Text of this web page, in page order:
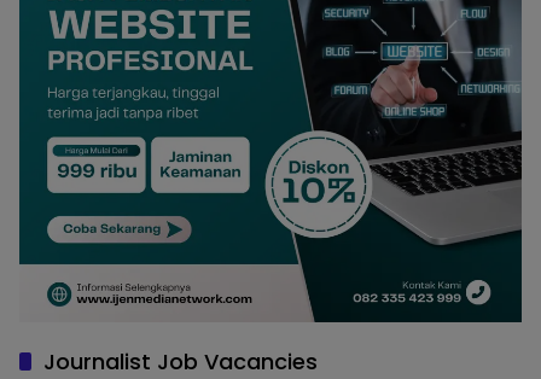
Journalist Job Vacancies